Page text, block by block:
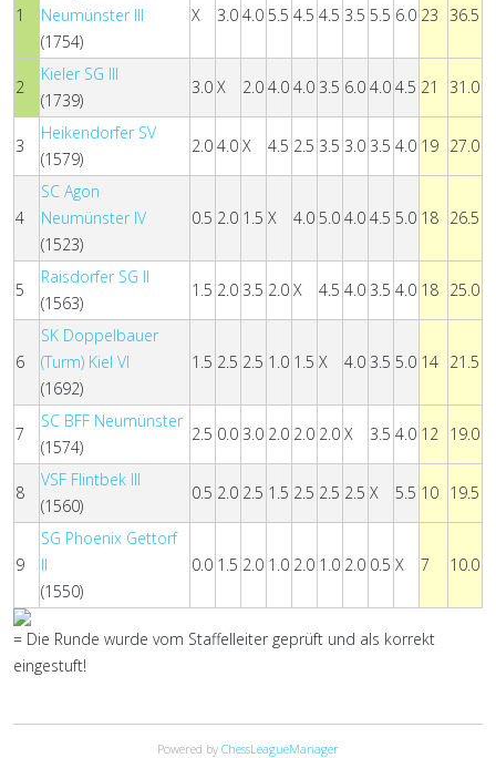
1
Neumünster III
(1754)
X 3.0 4.0 5.5 4.5 4.5 3.5 5.5 6.0 23 36.5
2
Kieler SG III
(1739)
3.0 X 2.0 4.0 4.0 3.5 6.0 4.0 4.5 21 31.0
3
Heikendorfer SV
(1579)
2.0 4.0 X 4.5 2.5 3.5 3.0 3.5 4.0 19 27.0
4
SC Agon
Neumünster IV
(1523)
0.5 2.0 1.5 X 4.0 5.0 4.0 4.5 5.0 18 26.5
5
Raisdorfer SG II
(1563)
1.5 2.0 3.5 2.0 X 4.5 4.0 3.5 4.0 18 25.0
6
SK Doppelbauer
(Turm) Kiel VI
(1692)
1.5 2.5 2.5 1.0 1.5 X 4.0 3.5 5.0 14 21.5
7
SC BFF Neumünster
(1574)
2.5 0.0 3.0 2.0 2.0 2.0 X 3.5 4.0 12 19.0
8
VSF Flintbek III
(1560)
0.5 2.0 2.5 1.5 2.5 2.5 2.5 X 5.5 10 19.5
9
SG Phoenix Gettorf
II
(1550)
0.0 1.5 2.0 1.0 2.0 1.0 2.0 0.5 X 7 10.0
= Die Runde wurde vom Staffelleiter geprüft und als korrekt
eingestuft!
Powered by ChessLeagueManager